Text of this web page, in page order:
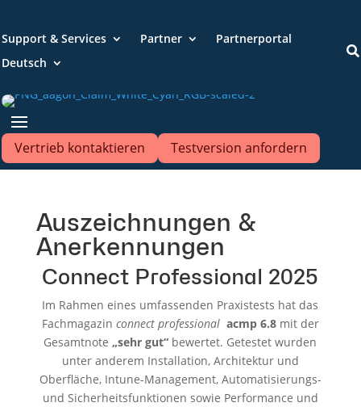
Support & Services Partner
Partnerportal
Deutsch

Vertrieb kontaktieren Testversion anfordern
Auszeichnungen &
Anerkennungen
Connect Professional 2025
Im Rahmen eines umfassenden Praxistests hat das
Fachmagazin connect professional acmp 6.8 mit der
Gesamtnote „sehr gut“ bewertet. Getestet wurden
unter anderem Installation, Architektur und
Oberfläche, Intune-Management, Automatisierungs-
und Sicherheitsfunktionen sowie Performance und